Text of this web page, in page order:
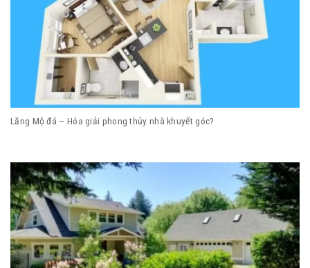
Lăng Mộ đá – Hóa giải phong thủy nhà khuyết góc?